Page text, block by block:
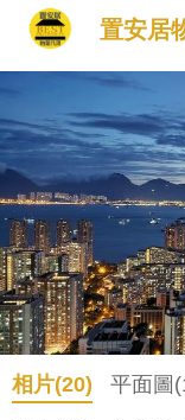
置安居
相片(20) 平面圖